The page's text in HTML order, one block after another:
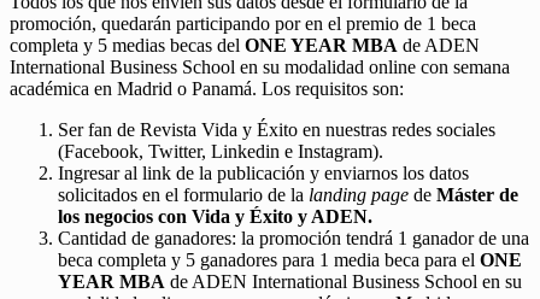
promoción, quedarán participando por en el premio de 1 beca
completa y 5 medias becas del ONE YEAR MBA de ADEN
International Business School en su modalidad online con semana
académica en Madrid o Panamá. Los requisitos son:
Ser fan de Revista Vida y Éxito en nuestras redes sociales
(Facebook, Twitter, Linkedin e Instagram).
Ingresar al link de la publicación y enviarnos los datos
solicitados en el formulario de la landing page de Máster de
los negocios con Vida y Éxito y ADEN.
Cantidad de ganadores: la promoción tendrá 1 ganador de una
beca completa y 5 ganadores para 1 media beca para el ONE
YEAR MBA de ADEN International Business School en su